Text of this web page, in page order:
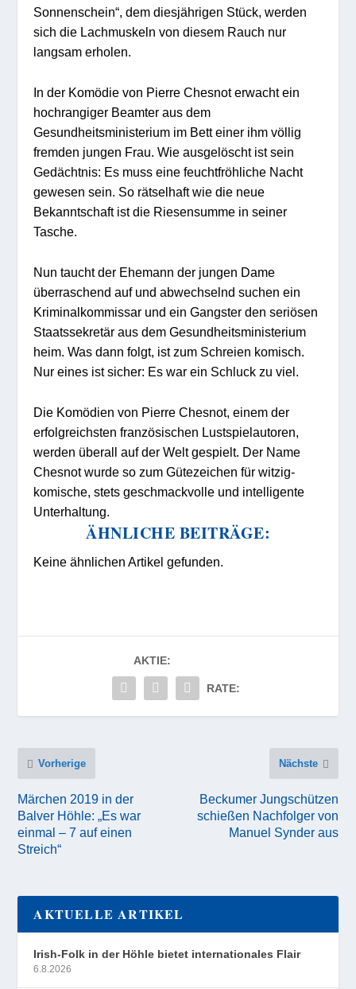
Sonnenschein“, dem diesjährigen Stück, werden
sich die Lachmuskeln von diesem Rauch nur
langsam erholen.
In der Komödie von Pierre Chesnot erwacht ein
hochrangiger Beamter aus dem
Gesundheitsministerium im Bett einer ihm völlig
fremden jungen Frau. Wie ausgelöscht ist sein
Gedächtnis: Es muss eine feuchtfröhliche Nacht
gewesen sein. So rätselhaft wie die neue
Bekanntschaft ist die Riesensumme in seiner
Tasche.
Nun taucht der Ehemann der jungen Dame
überraschend auf und abwechselnd suchen ein
Kriminalkommissar und ein Gangster den seriösen
Staatssekretär aus dem Gesundheitsministerium
heim. Was dann folgt, ist zum Schreien komisch.
Nur eines ist sicher: Es war ein Schluck zu viel.
Die Komödien von Pierre Chesnot, einem der
erfolgreichsten französischen Lustspielautoren,
werden überall auf der Welt gespielt. Der Name
Chesnot wurde so zum Gütezeichen für witzig-
komische, stets geschmackvolle und intelligente
Unterhaltung.
ÄHNLICHE BEITRÄGE:
Keine ähnlichen Artikel gefunden.
AKTIE:
RATE:
Vorherige
Märchen 2019 in der
Balver Höhle: „Es war
einmal – 7 auf einen
Streich“
Nächste
Beckumer Jungschützen
schießen Nachfolger von
Manuel Synder aus
AKTUELLE ARTIKEL
Irish-Folk in der Höhle bietet internationales Flair
6.8.2026